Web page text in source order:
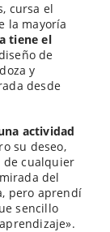
cursa el
la mayoría
tiene el
de
y
desde
actividad
su deseo,
de cualquier
del
pero aprendí
sencillo